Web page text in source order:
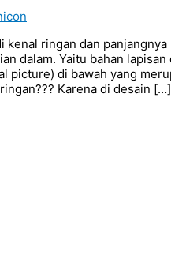
kenal ringan dan
dalam. Yaitu bahan
picture) di bawah yang
Karena di desain […]